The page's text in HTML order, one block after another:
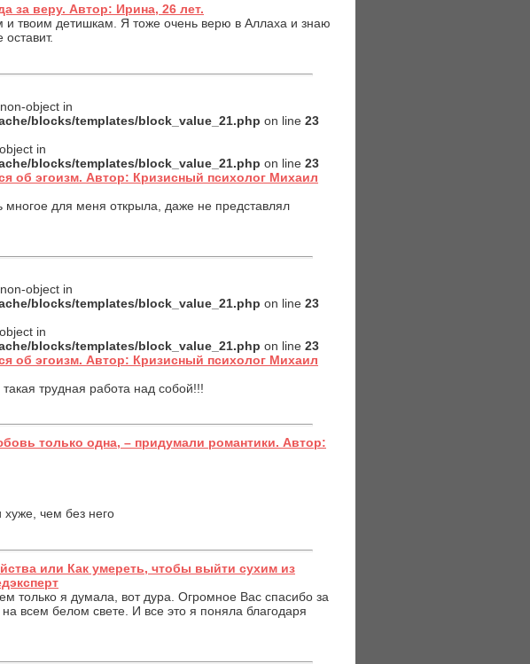
за веру. Автор: Ирина, 26 лет.
твоим детишкам. Я тоже очень верю в Аллаха и знаю
object in
blocks/templates/block_value_21.php on line 23
in
blocks/templates/block_value_21.php on line 23
об эгоизм. Автор: Кризисный психолог Михаил
многое для меня открыла, даже не представлял
object in
blocks/templates/block_value_21.php on line 23
in
blocks/templates/block_value_21.php on line 23
об эгоизм. Автор: Кризисный психолог Михаил
трудная работа над собой!!!
только одна, – придумали романтики. Автор:
чем без него
или Как умереть, чтобы выйти сухим из
только я думала, вот дура. Огромное Вас спасибо за
всем белом свете. И все это я поняла благодаря